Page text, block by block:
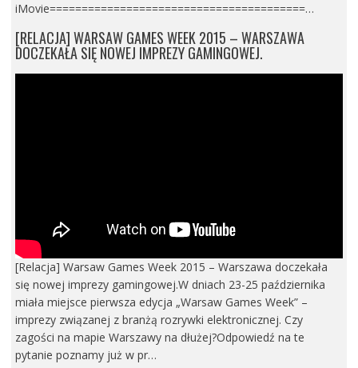
iMovie========================================…
[RELACJA] WARSAW GAMES WEEK 2015 – WARSZAWA
DOCZEKAŁA SIĘ NOWEJ IMPREZY GAMINGOWEJ.
[Relacja] Warsaw Games Week 2015 – Warszawa doczekała
się nowej imprezy gamingowej.W dniach 23-25 października
miała miejsce pierwsza edycja „Warsaw Games Week” –
imprezy związanej z branżą rozrywki elektronicznej. Czy
zagości na mapie Warszawy na dłużej?Odpowiedź na te
pytanie poznamy już w pr…